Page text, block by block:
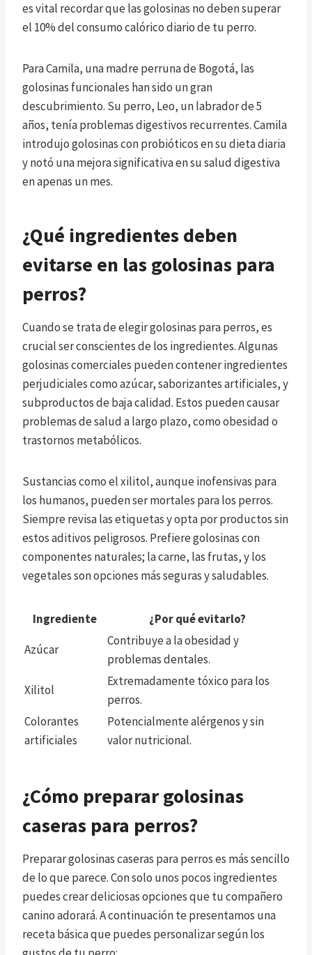
es vital recordar que las golosinas no deben superar
el 10% del consumo calórico diario de tu perro.
Para Camila, una madre perruna de Bogotá, las
golosinas funcionales han sido un gran
descubrimiento. Su perro, Leo, un labrador de 5
años, tenía problemas digestivos recurrentes. Camila
introdujo golosinas con probióticos en su dieta diaria
y notó una mejora significativa en su salud digestiva
en apenas un mes.
¿Qué ingredientes deben
evitarse en las golosinas para
perros?
Cuando se trata de elegir golosinas para perros, es
crucial ser conscientes de los ingredientes. Algunas
golosinas comerciales pueden contener ingredientes
perjudiciales como azúcar, saborizantes artificiales, y
subproductos de baja calidad. Estos pueden causar
problemas de salud a largo plazo, como obesidad o
trastornos metabólicos.
Sustancias como el xilitol, aunque inofensivas para
los humanos, pueden ser mortales para los perros.
Siempre revisa las etiquetas y opta por productos sin
estos aditivos peligrosos. Prefiere golosinas con
componentes naturales; la carne, las frutas, y los
vegetales son opciones más seguras y saludables.
Ingrediente
¿Por qué evitarlo?
Azúcar
Contribuye a la obesidad y
problemas dentales.
Xilitol
Extremadamente tóxico para los
perros.
Colorantes
artificiales
Potencialmente alérgenos y sin
valor nutricional.
¿Cómo preparar golosinas
caseras para perros?
Preparar golosinas caseras para perros es más sencillo
de lo que parece. Con solo unos pocos ingredientes
puedes crear deliciosas opciones que tu compañero
canino adorará. A continuación te presentamos una
receta básica que puedes personalizar según los